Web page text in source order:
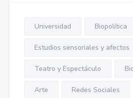
Universidad Biopolítica
Estudios sensoriales y afectos
Teatro y Espectáculo
Arte Redes Sociales